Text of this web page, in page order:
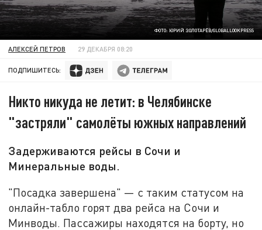
ФОТО: ЮРИЙ ЗОЛОТАРЁВ/GLOBALLOOKPRESS
АЛЕКСЕЙ ПЕТРОВ 29 ДЕКАБРЯ 08:20
ПОДПИШИТЕСЬ:
Никто никуда не летит: в Челябинске
"застряли" самолёты южных направлений
Задерживаются рейсы в Сочи и
Минеральные воды.
"Посадка завершена" — с таким статусом на
онлайн-табло горят два рейса на Сочи и
Минводы. Пассажиры находятся на борту, но